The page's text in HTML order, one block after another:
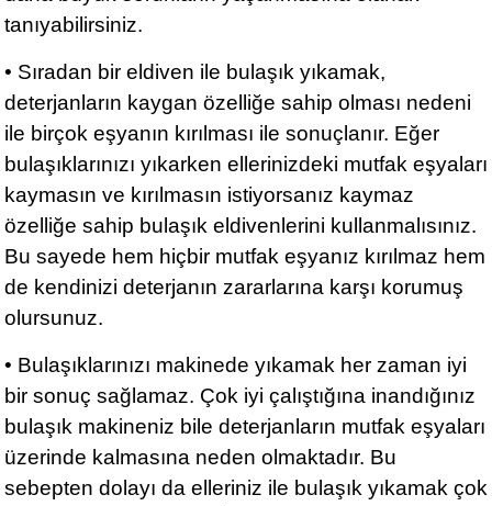
tanıyabilirsiniz.
• Sıradan bir eldiven ile bulaşık yıkamak,
deterjanların kaygan özelliğe sahip olması nedeni
ile birçok eşyanın kırılması ile sonuçlanır. Eğer
bulaşıklarınızı yıkarken ellerinizdeki mutfak eşyaları
kaymasın ve kırılmasın istiyorsanız kaymaz
özelliğe sahip bulaşık eldivenlerini kullanmalısınız.
Bu sayede hem hiçbir mutfak eşyanız kırılmaz hem
de kendinizi deterjanın zararlarına karşı korumuş
olursunuz.
• Bulaşıklarınızı makinede yıkamak her zaman iyi
bir sonuç sağlamaz. Çok iyi çalıştığına inandığınız
bulaşık makineniz bile deterjanların mutfak eşyaları
üzerinde kalmasına neden olmaktadır. Bu
sebepten dolayı da elleriniz ile bulaşık yıkamak çok